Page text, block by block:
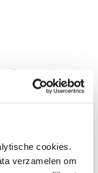
cookies.
verzamelen om